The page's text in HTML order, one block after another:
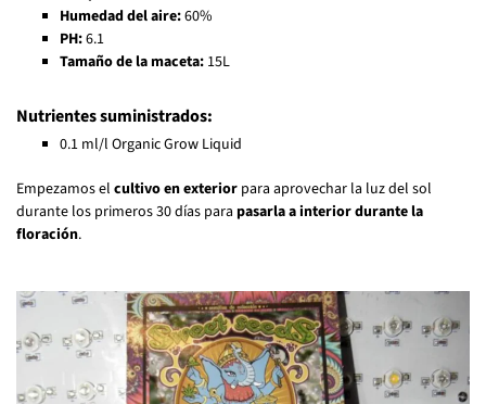
Humedad del aire:60%
PH:6.1
Tamaño de la maceta: 15L
Nutrientes suministrados:
0.1 ml/l Organic Grow Liquid
Empezamos el cultivo en exterior para aprovechar la luz del sol
durante los primeros 30 días para pasarla a interior durante la
floración.